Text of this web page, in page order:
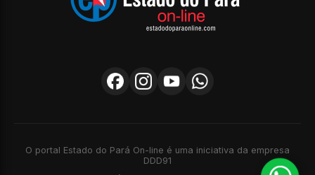
O portal Estado do Pará On-line é uma iniciativa da empresa
DDD91